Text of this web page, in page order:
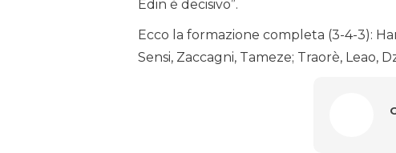
Edin è decisivo”.
Ecco la formazione completa (3-4-3):
Sensi, Zaccagni, Tameze; Traorè, Leao,